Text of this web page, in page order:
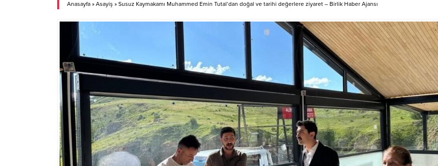
Anasayfa » Asayiş » Susuz Kaymakamı Muhammed Emin Tutal’dan doğal ve tarihi değerlere ziyaret – Birlik Haber Ajansı